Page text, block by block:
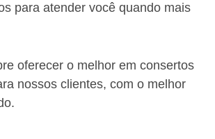
para atender você quando mais
oferecer o melhor em consertos
nossos clientes, com o melhor